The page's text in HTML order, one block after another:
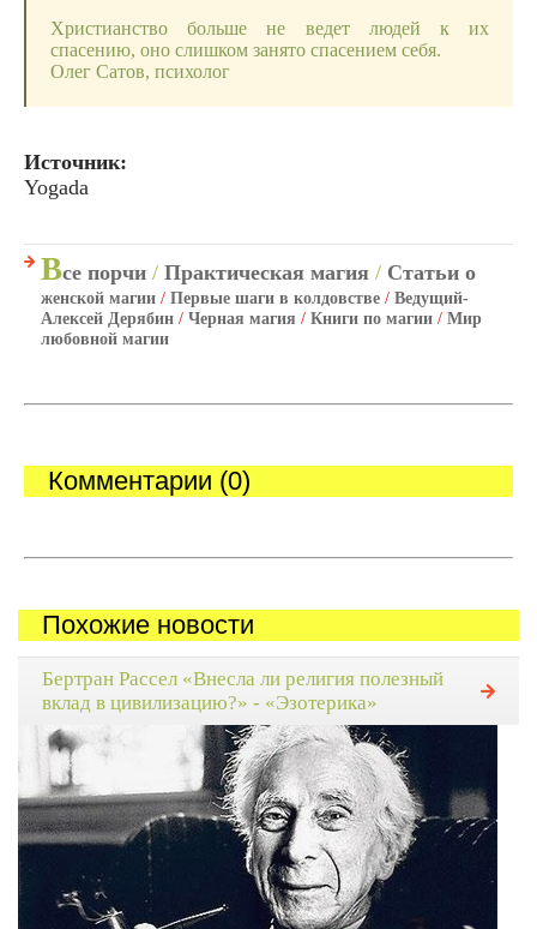
Христианство больше не ведет людей к их
спасению, оно слишком занято спасением себя.
Олег Сатов, психолог
Источник:
Yogada
Все порчи / Практическая магия / Статьи о
женской магии / Первые шаги в колдовстве / Ведущий-
Алексей Дерябин / Черная магия / Книги по магии / Мир
любовной магии
Комментарии (0)
Похожие новости
Бертран Рассел «Внесла ли религия полезный
вклад в цивилизацию?» - «Эзотерика»